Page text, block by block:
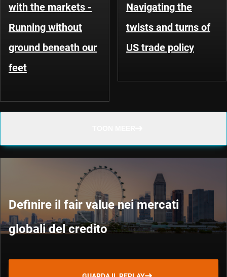
with the markets -
Running without
ground beneath our
feet
Navigating the
twists and turns of
US trade policy
Definire il fair value nei mercati
globali del credito